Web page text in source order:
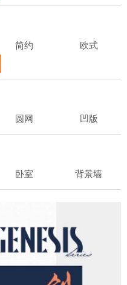
简约 欧式
圆网 凹版
卧室 背景墙